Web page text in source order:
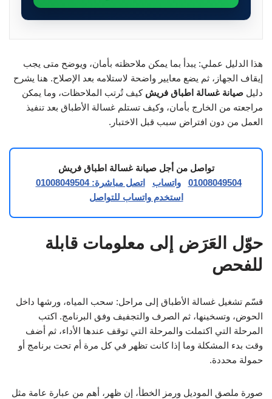
هذا الدليل عملي: يبدأ بما يمكن ملاحظته بأمان، ويوضح متى يجب
إيقاف الجهاز، ثم يضع معايير واضحة لاستلامه بعد الإصلاح. هنا يشرح
دليل صيانة غسالة اطباق فريش كيف تُرتب الملاحظات، وما يمكن
مراجعته من الخارج بأمان، وكيف تستلم غسالة الأطباق بعد تنفيذ
العمل من دون افتراض سبب قبل الاختبار.
تواصل من أجل صيانة غسالة اطباق فريش
01008049504
واتساب
اتصل مباشرة: 01008049504
استخدم واتساب للتواصل
حوّل العَرَض إلى معلومات قابلة
للفحص
قسّم تشغيل غسالة الأطباق إلى مراحل: سحب المياه، ورشها داخل
الحوض، وتسخينها، ثم الصرف والتجفيف وفق البرنامج. اكتب
المرحلة التي اكتملت والمرحلة التي توقف عندها الأداء، ثم أضف
وقت بدء المشكلة وما إذا كانت تظهر في كل مرة أم تحت برنامج أو
حمولة محددة.
صورة ملصق الموديل ورمز الخطأ، إن ظهر، أهم من عبارة عامة مثل